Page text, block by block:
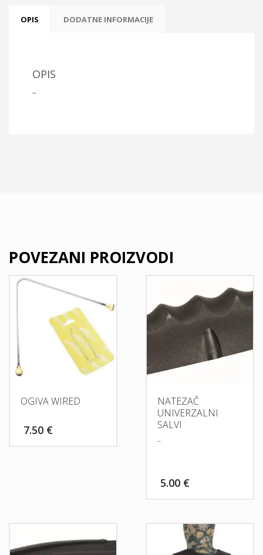
OPIS DODATNE INFORMACIJE
OPIS
–
POVEZANI PROIZVODI
OGIVA WIRED
7.50 €
NATEZAČ
UNIVERZALNI
SALVI
–
5.00 €